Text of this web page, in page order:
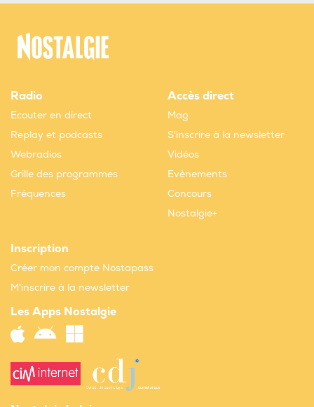
Radio
Ecouter en direct
Replay et podcasts
Webradios
Grille des programmes
Fréquences
Accès direct
Mag
S'inscrire à la newsletter
Vidéos
Evènements
Concours
Nostalgie+
Inscription
Créer mon compte Nostapass
M'inscrire à la newsletter
Les Apps Nostalgie